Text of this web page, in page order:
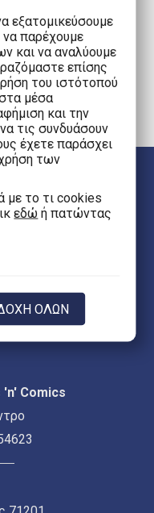
'n' Comics
εξατομικεύσουμε
να παρέχουμε
και να αναλύουμε
επίσης
του ιστότοπού
μέσα
και την
τις συνδυάσουν
έχετε παράσχει
των
με το τι cookies
εδώ ή πατώντας
ΟΛΩΝ